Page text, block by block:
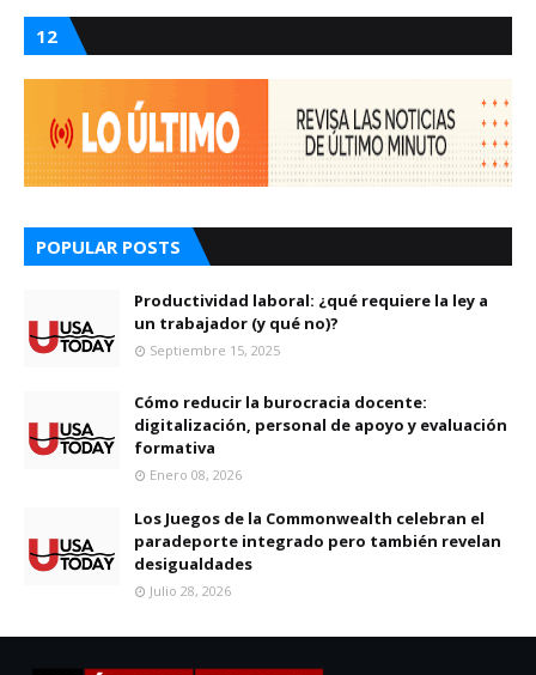
12
POPULAR POSTS
Productividad laboral: ¿qué requiere la ley a
un trabajador (y qué no)?
Septiembre 15, 2025
Cómo reducir la burocracia docente:
digitalización, personal de apoyo y evaluación
formativa
Enero 08, 2026
Los Juegos de la Commonwealth celebran el
paradeporte integrado pero también revelan
desigualdades
Julio 28, 2026